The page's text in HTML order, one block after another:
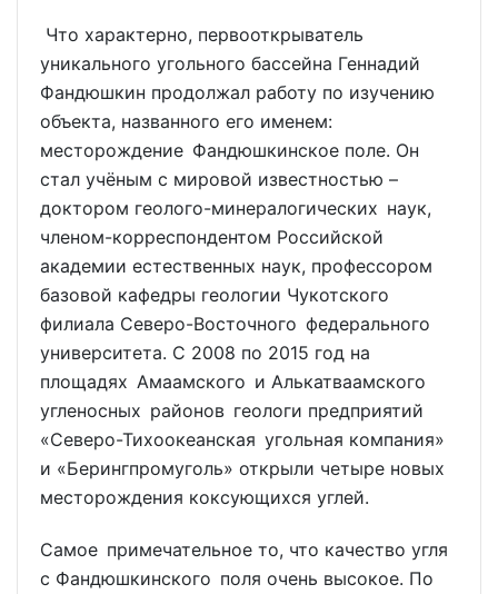
Что характерно, первооткрыватель
уникального угольного бассейна Геннадий
Фандюшкин продолжал работу по изучению
объекта, названного его именем:
месторождение Фандюшкинское поле. Он
стал учёным с мировой известностью –
доктором геолого-минералогических наук,
членом-корреспондентом Российской
академии естественных наук, профессором
базовой кафедры геологии Чукотского
филиала Северо-Восточного федерального
университета. С 2008 по 2015 год на
площадях Амаамского и Алькатваамского
угле­носных районов геологи предприятий
«Северо-Тихоокеанская угольная компания»
и «Берингпром­уголь» открыли четыре новых
месторождения коксующихся углей.
Самое приме­чательное то, что качество угля
с Фандюшкинского поля очень высокое. По